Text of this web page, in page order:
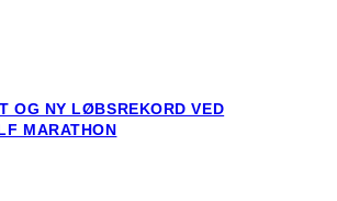
OG NY LØBSREKORD VED
MARATHON